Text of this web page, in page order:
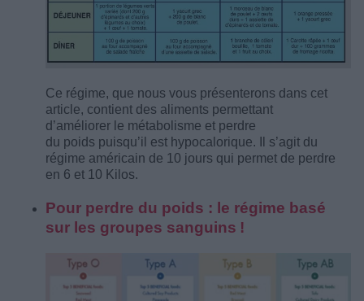
Ce régime, que nous vous présenterons dans cet
article, contient des aliments permettant
d’améliorer le métabolisme et perdre
du poids puisqu’il est hypocalorique. Il s’agit du
régime américain de 10 jours qui permet de perdre
en 6 et 10 Kilos.
Pour perdre du poids : le régime basé
sur les groupes sanguins !